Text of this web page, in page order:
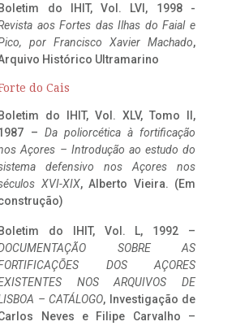
do IHIT, Vol. LVI, 1998 -
aos Fortes das Ilhas do Faial e
por Francisco Xavier Machado,
Histórico Ultramarino
do Cais
Boletim do IHIT, Vol. XLV, Tomo II,
– Da poliorcética à fortificação
Açores – Introdução ao estudo do
defensivo nos Açores nos
XVI-XIX, Alberto Vieira. (Em
Boletim do IHIT, Vol. L, 1992 –
SOBRE AS
DOS AÇORES
NOS ARQUIVOS DE
– CATÁLOGO, Investigação de
Neves e Filipe Carvalho –